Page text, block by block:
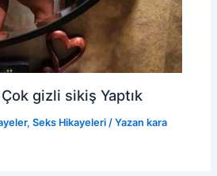
gizli sikiş Yaptık
,Seks Hikayeleri / Yazan kara